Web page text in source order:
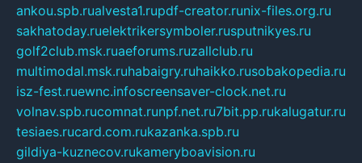
ankou.spb.rualvesta1.rupdf-creator.runix-files.org.ru
sakhatoday.ruelektrikersymboler.rusputnikyes.ru
golf2club.msk.ruaeforums.ruzallclub.ru
multimodal.msk.ruhabaigry.ruhaikko.rusobakopedia.ru
isz-fest.ruewnc.infoscreensaver-clock.net.ru
volnav.spb.rucomnat.runpf.net.ru7bit.pp.rukalugatur.ru
tesiaes.rucard.com.rukazanka.spb.ru
gildiya-kuznecov.rukameryboavision.ru